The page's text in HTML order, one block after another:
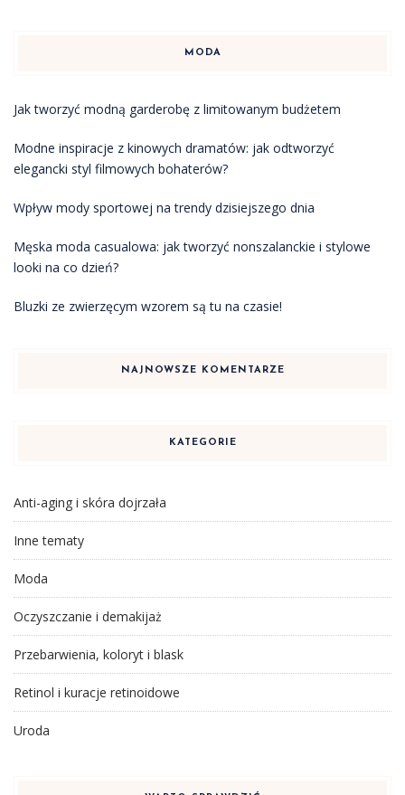
MODA
Jak tworzyć modną garderobę z limitowanym budżetem
Modne inspiracje z kinowych dramatów: jak odtworzyć
elegancki styl filmowych bohaterów?
Wpływ mody sportowej na trendy dzisiejszego dnia
Męska moda casualowa: jak tworzyć nonszalanckie i stylowe
looki na co dzień?
Bluzki ze zwierzęcym wzorem są tu na czasie!
NAJNOWSZE KOMENTARZE
KATEGORIE
Anti-aging i skóra dojrzała
Inne tematy
Moda
Oczyszczanie i demakijaż
Przebarwienia, koloryt i blask
Retinol i kuracje retinoidowe
Uroda